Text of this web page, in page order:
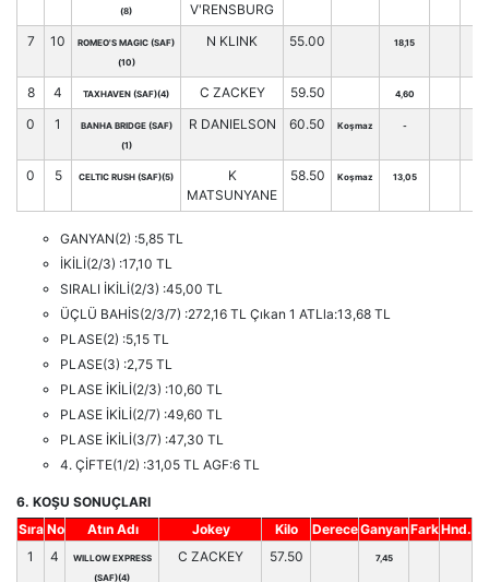
(8)
V'RENSBURG
7 10
ROMEO'S MAGIC (SAF)
(10)
N KLINK 55.00 18,15
8 4 TAXHAVEN (SAF)(4) C ZACKEY 59.50 4,60
0 1
BANHA BRIDGE (SAF)
(1)
R DANIELSON 60.50 Koşmaz -
0 5 CELTIC RUSH (SAF)(5)
K
MATSUNYANE
58.50 Koşmaz 13,05
GANYAN(2) :5,85 TL
İKİLİ(2/3) :17,10 TL
SIRALI İKİLİ(2/3) :45,00 TL
ÜÇLÜ BAHİS(2/3/7) :272,16 TL Çıkan 1 ATLla:13,68 TL
PLASE(2) :5,15 TL
PLASE(3) :2,75 TL
PLASE İKİLİ(2/3) :10,60 TL
PLASE İKİLİ(2/7) :49,60 TL
PLASE İKİLİ(3/7) :47,30 TL
4. ÇİFTE(1/2) :31,05 TL AGF:6 TL
6. KOŞU SONUÇLARI
Sıra No Atın Adı Jokey Kilo DereceGanyanFarkHnd.
1
4
WILLOW EXPRESS
(SAF)(4)
C ZACKEY 57.50 7,45